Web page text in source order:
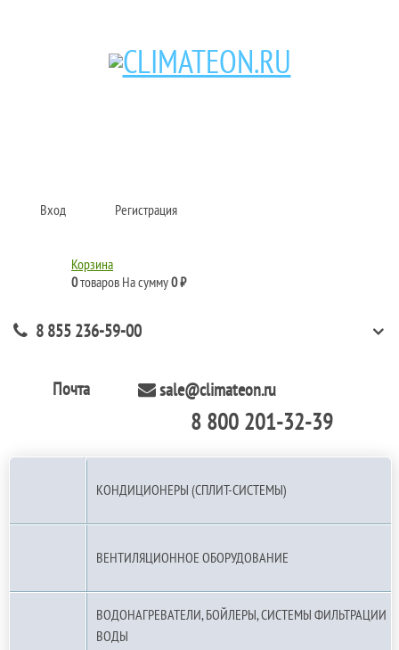
Кондиционеры и сплит-системы, газовые котлы, тепловые завесы, водяные
Вход Регистрация
Корзина
0товаров На сумму0 ₽
8 855 236-59-00
Почта sale@climateon.ru
8 800 201-32-39
КОНДИЦИОНЕРЫ (СПЛИТ-СИСТЕМЫ)
ВЕНТИЛЯЦИОННОЕ ОБОРУДОВАНИЕ
ВОДОНАГРЕВАТЕЛИ, БОЙЛЕРЫ, СИСТЕМЫ ФИЛЬТРАЦИИ
ВОДЫ